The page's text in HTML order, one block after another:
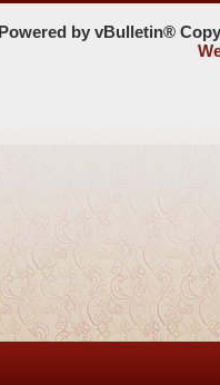
Powered by vBulletin®